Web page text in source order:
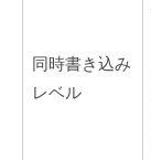
同時書き込み
レベル